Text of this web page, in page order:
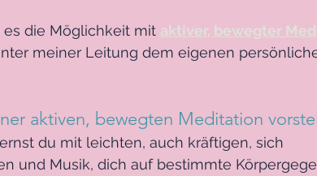
die Möglichkeit mit aktiver, bewegter
meiner Leitung dem eigenen
aktiven, bewegten Meditation
du mit leichten, auch kräftigen, sich
und Musik, dich auf bestimmte